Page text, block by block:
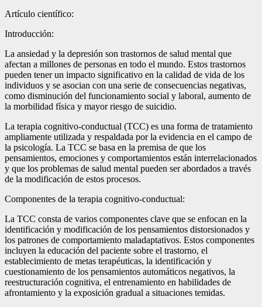
Artículo científico:
Introducción:
La ansiedad y la depresión son trastornos de salud mental que
afectan a millones de personas en todo el mundo. Estos trastornos
pueden tener un impacto significativo en la calidad de vida de los
individuos y se asocian con una serie de consecuencias negativas,
como disminución del funcionamiento social y laboral, aumento de
la morbilidad física y mayor riesgo de suicidio.
La terapia cognitivo-conductual (TCC) es una forma de tratamiento
ampliamente utilizada y respaldada por la evidencia en el campo de
la psicología. La TCC se basa en la premisa de que los
pensamientos, emociones y comportamientos están interrelacionados
y que los problemas de salud mental pueden ser abordados a través
de la modificación de estos procesos.
Componentes de la terapia cognitivo-conductual:
La TCC consta de varios componentes clave que se enfocan en la
identificación y modificación de los pensamientos distorsionados y
los patrones de comportamiento maladaptativos. Estos componentes
incluyen la educación del paciente sobre el trastorno, el
establecimiento de metas terapéuticas, la identificación y
cuestionamiento de los pensamientos automáticos negativos, la
reestructuración cognitiva, el entrenamiento en habilidades de
afrontamiento y la exposición gradual a situaciones temidas.